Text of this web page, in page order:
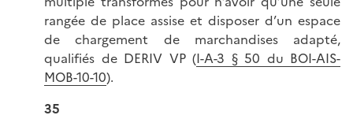
rangée de place assise et disposer d’un espace
de chargement de marchandises adapté,
qualifiés de DERIV VP (I-A-3 § 50 du BOI-AIS-
MOB-10-10).
35